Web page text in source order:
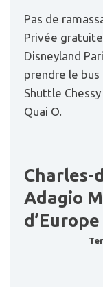
Pas de
Privée gratuite
Disneyland
prendre le
Shuttle
Quai O.
Charles-
Adagio
d’Europe